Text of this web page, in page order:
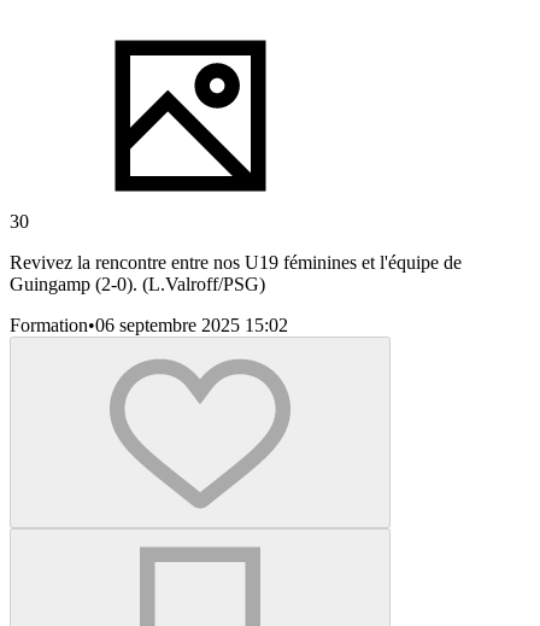
30
Revivez la rencontre entre nos U19 féminines et l'équipe de
Guingamp (2-0). (L.Valroff/PSG)
Formation•06 septembre 2025 15:02